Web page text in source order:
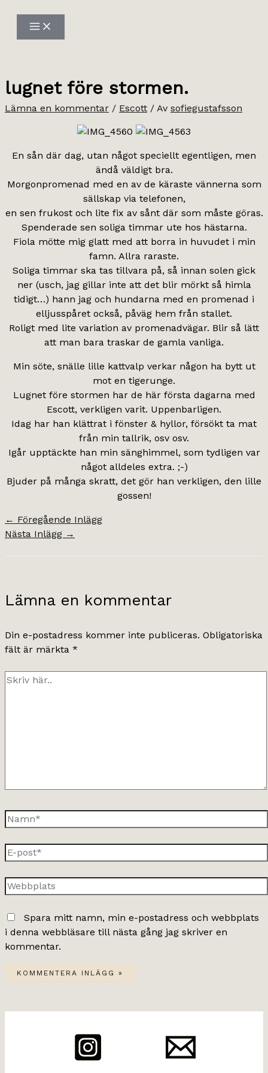
innehåll
lugnet före stormen.
Lämna en kommentar / Escott / Av sofiegustafsson
En sån där dag, utan något speciellt egentligen, men
ändå väldigt bra.
Morgonpromenad med en av de käraste vännerna som
sällskap via telefonen,
en sen frukost och lite fix av sånt där som måste göras.
Spenderade sen soliga timmar ute hos hästarna.
Fiola mötte mig glatt med att borra in huvudet i min
famn. Allra raraste.
Soliga timmar ska tas tillvara på, så innan solen gick
ner (usch, jag gillar inte att det blir mörkt så himla
tidigt…) hann jag och hundarna med en promenad i
elljusspåret också, påväg hem från stallet.
Roligt med lite variation av promenadvägar. Blir så lätt
att man bara traskar de gamla vanliga.
Min söte, snälle lille kattvalp verkar någon ha bytt ut
mot en tigerunge.
Lugnet före stormen har de här första dagarna med
Escott, verkligen varit. Uppenbarligen.
Idag har han klättrat i fönster & hyllor, försökt ta mat
från min tallrik, osv osv.
Igår upptäckte han min sänghimmel, som tydligen var
något alldeles extra. ;-)
Bjuder på många skratt, det gör han verkligen, den lille
gossen!
← Föregående Inlägg
Nästa Inlägg →
Lämna en kommentar
Din e-postadress kommer inte publiceras. Obligatoriska
fält är märkta *
Skriv
Namn*
E-
post*
Webbplats
Spara mitt namn, min e-postadress och webbplats
i denna webbläsare till nästa gång jag skriver en
kommentar.